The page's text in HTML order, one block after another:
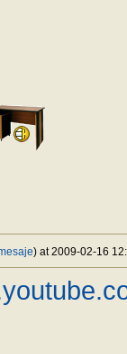
) at 2009-02-16